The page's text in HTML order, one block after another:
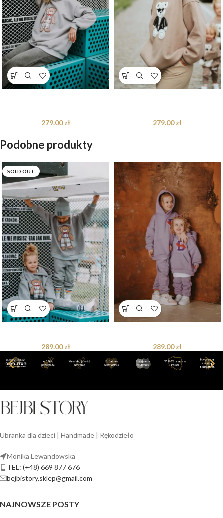
279.00zł 279.00zł
Podobne produkty
SOLD OUT
289.00zł 289.00zł
Ubranka dla dzieci | Handmade | Rękodzieło
Monika Lewandowska
TEL: (+48) 669 877 676
bejbistory.sklep@gmail.com
NAJNOWSZE POSTY